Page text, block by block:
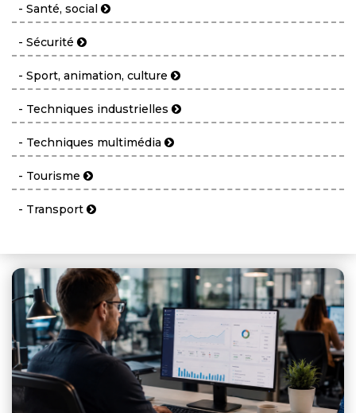
- Santé, social
- Sécurité
- Sport, animation, culture
- Techniques industrielles
- Techniques multimédia
- Tourisme
- Transport